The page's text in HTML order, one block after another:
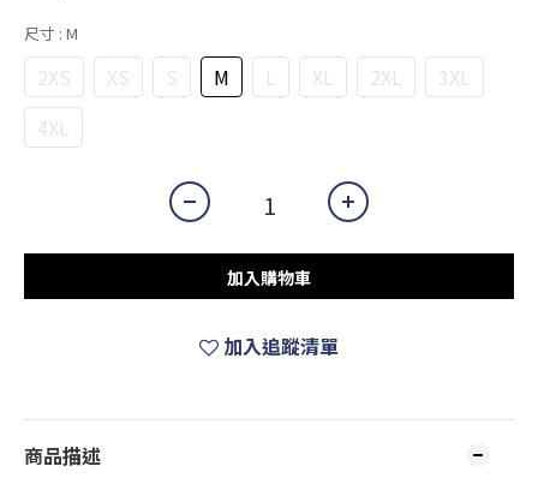
尺寸 : M
2XS XS S M L XL 2XL
3XL
4XL
加入購物車
加入追蹤清單
商品描述